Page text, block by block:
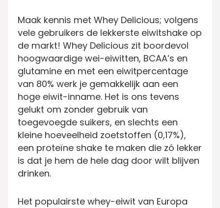
Maak kennis met Whey Delicious; volgens
vele gebruikers de lekkerste eiwitshake op
de markt! Whey Delicious zit boordevol
hoogwaardige wei-eiwitten, BCAA’s en
glutamine en met een eiwitpercentage
van 80% werk je gemakkelijk aan een
hoge eiwit-inname. Het is ons tevens
gelukt om zonder gebruik van
toegevoegde suikers, en slechts een
kleine hoeveelheid zoetstoffen (0,17%),
een proteïne shake te maken die zó lekker
is dat je hem de hele dag door wilt blijven
drinken.
Het populairste whey-eiwit van Europa